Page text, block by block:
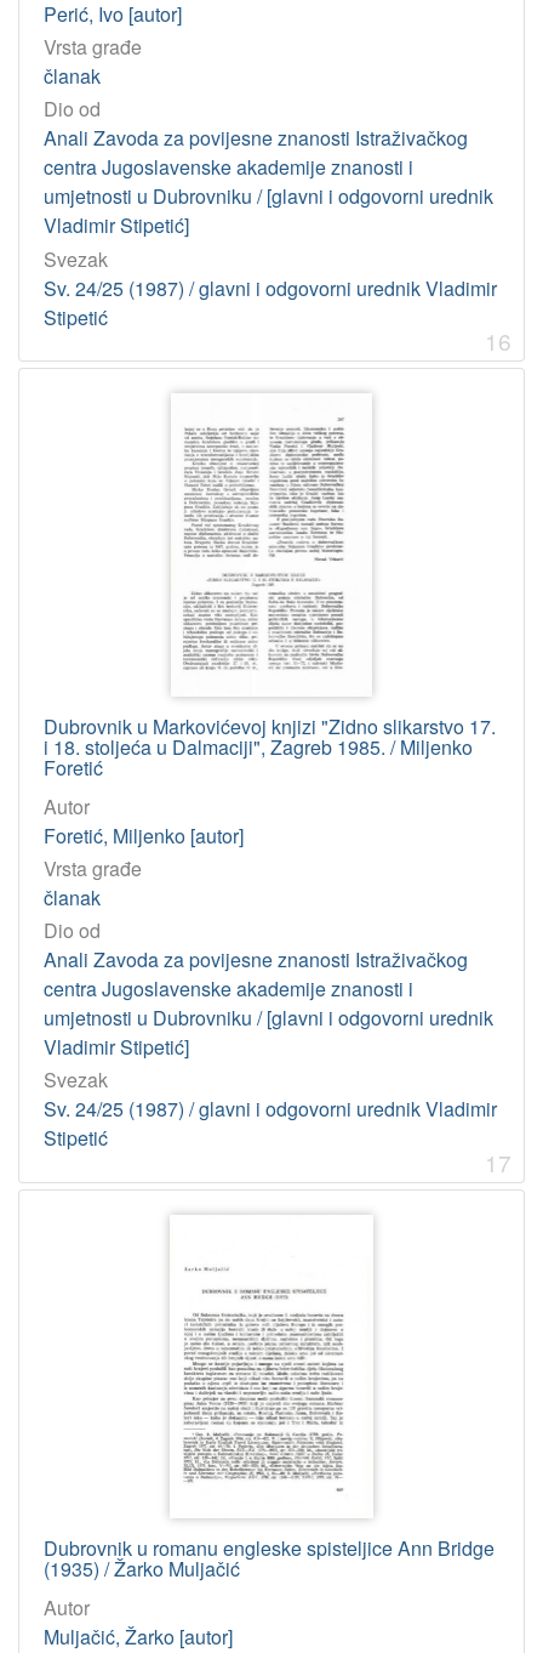
Perić, Ivo [autor]
Vrsta građe
članak
Dio od
Anali Zavoda za povijesne znanosti Istraživačkog
centra Jugoslavenske akademije znanosti i
umjetnosti u Dubrovniku / [glavni i odgovorni urednik
Vladimir Stipetić]
Svezak
Sv. 24/25 (1987) / glavni i odgovorni urednik Vladimir
Stipetić
16
Dubrovnik u Markovićevoj knjizi "Zidno slikarstvo 17.
i 18. stoljeća u Dalmaciji", Zagreb 1985. / Miljenko
Foretić
Autor
Foretić, Miljenko [autor]
Vrsta građe
članak
Dio od
Anali Zavoda za povijesne znanosti Istraživačkog
centra Jugoslavenske akademije znanosti i
umjetnosti u Dubrovniku / [glavni i odgovorni urednik
Vladimir Stipetić]
Svezak
Sv. 24/25 (1987) / glavni i odgovorni urednik Vladimir
Stipetić
17
Dubrovnik u romanu engleske spisteljice Ann Bridge
(1935) / Žarko Muljačić
Autor
Muljačić, Žarko [autor]